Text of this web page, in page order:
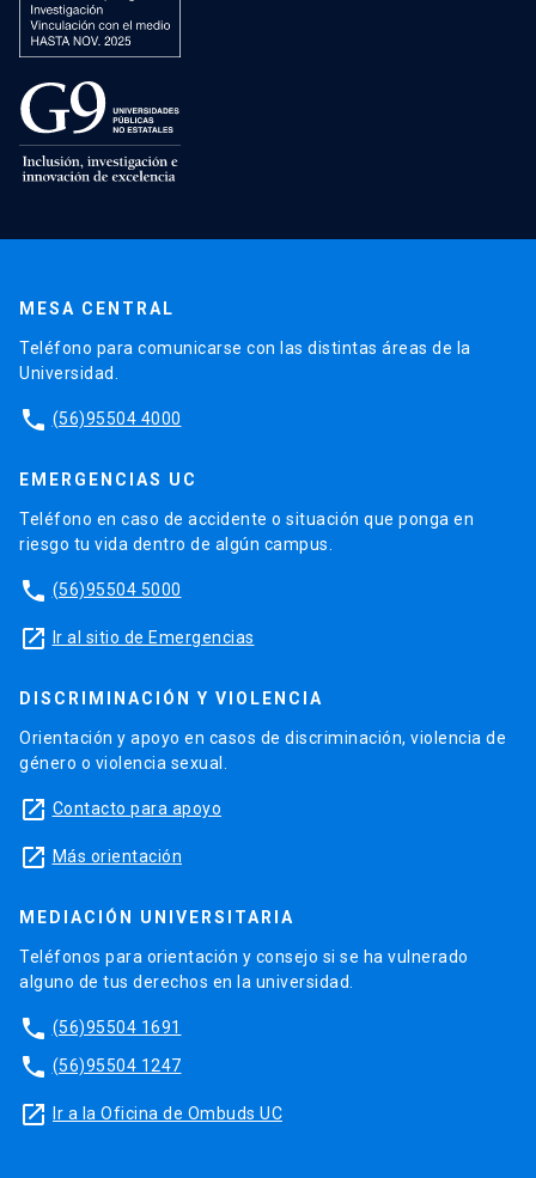
MESA CENTRAL
Teléfono para comunicarse con las distintas áreas de la
Universidad.
phone (56)95504 4000
EMERGENCIAS UC
Teléfono en caso de accidente o situación que ponga en
riesgo tu vida dentro de algún campus.
phone (56)95504 5000
launch Ir al sitio de Emergencias
DISCRIMINACIÓN Y VIOLENCIA
Orientación y apoyo en casos de discriminación, violencia de
género o violencia sexual.
launch Contacto para apoyo
launch Más orientación
MEDIACIÓN UNIVERSITARIA
Teléfonos para orientación y consejo si se ha vulnerado
alguno de tus derechos en la universidad.
phone (56)95504 1691
phone (56)95504 1247
launch Ir a la Oficina de Ombuds UC